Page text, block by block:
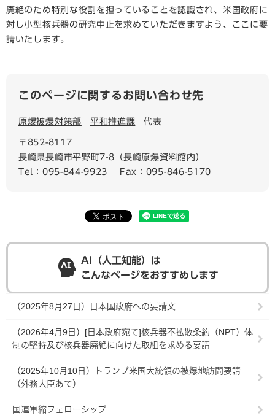
廃絶のため特別な役割を担っていることを認識され、米国政府に
対し小型核兵器の研究中止を求めていただきますよう、ここに要
請いたします。
このページに関するお問い合わせ先
原爆被爆対策部 平和推進課 代表
〒852-8117
長崎県長崎市平野町7-8（長崎原爆資料館内）
Tel：095-844-9923
Fax：095-846-5170
AI（人工知能）は
こんなページをおすすめします
（2025年8月27日）日本国政府への要請文
（2026年4月9日）[日本政府宛て]核兵器不拡散条約（NPT）体
制の堅持及び核兵器廃絶に向けた取組を求める要請
（2025年10月10日）トランプ米国大統領の被爆地訪問要請
（外務大臣あて）
国連軍縮フェローシップ